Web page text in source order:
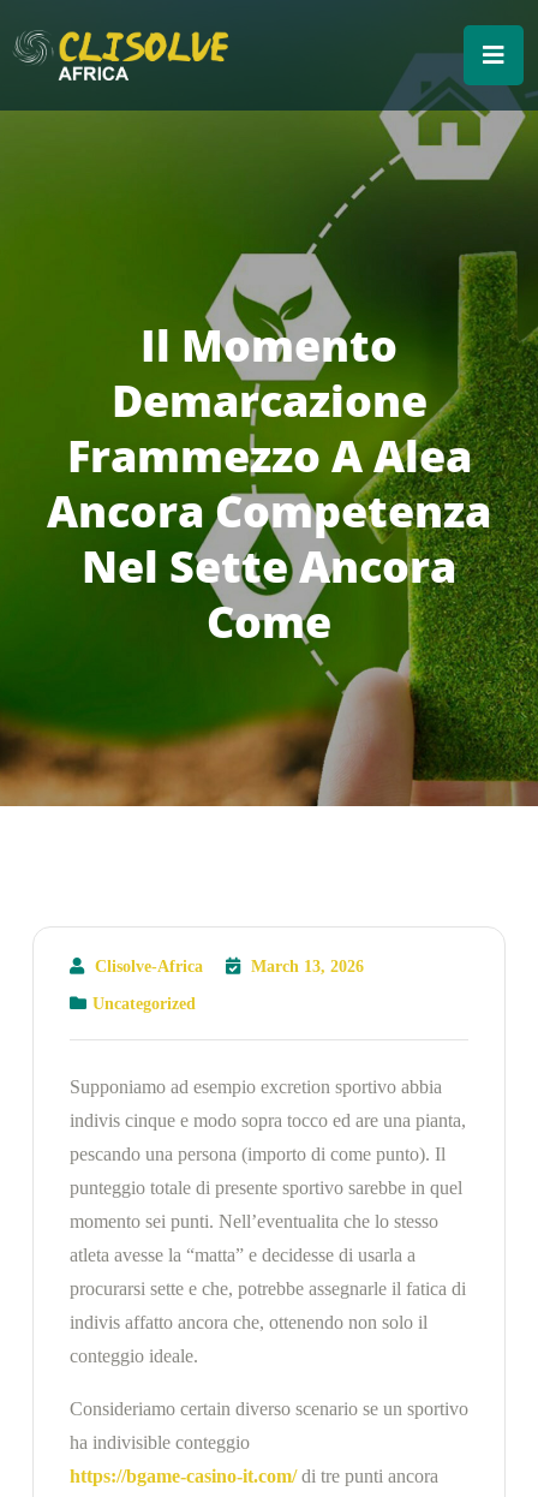
Il Momento
Demarcazione
Frammezzo A Alea
Ancora Competenza
Nel Sette Ancora
Come
Clisolve-Africa March 13, 2026
Uncategorized
Supponiamo ad esempio excretion sportivo abbia
indivis cinque e modo sopra tocco ed are una pianta,
pescando una persona (importo di come punto). Il
punteggio totale di presente sportivo sarebbe in quel
momento sei punti. Nell’eventualita che lo stesso
atleta avesse la “matta” e decidesse di usarla a
procurarsi sette e che, potrebbe assegnarle il fatica di
indivis affatto ancora che, ottenendo non solo il
conteggio ideale.
Consideriamo certain diverso scenario se un sportivo
ha indivisible conteggio
https://bgame-casino-it.com/di tre punti ancora